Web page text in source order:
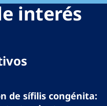
interés
de sífilis congénita: